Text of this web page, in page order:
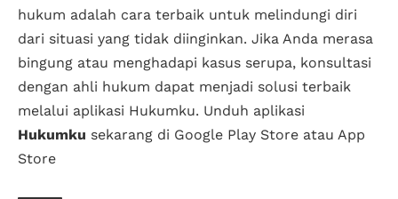
hukum adalah cara terbaik untuk melindungi diri
dari situasi yang tidak diinginkan. Jika Anda merasa
bingung atau menghadapi kasus serupa, konsultasi
dengan ahli hukum dapat menjadi solusi terbaik
melalui aplikasi Hukumku. Unduh aplikasi
Hukumku sekarang di Google Play Store atau App
Store